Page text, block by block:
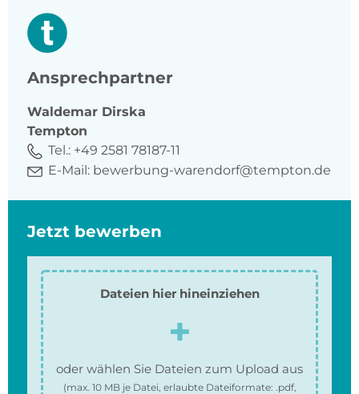
Ansprechpartner
Waldemar Dirska
Tempton
Tel.: +49 2581 78187-11
E-Mail: bewerbung-warendorf@tempton.de
Jetzt bewerben
Dateien hier hineinziehen
oder wählen Sie Dateien zum Upload aus
(max. 10 MBje Datei, erlaubte Dateiformate: .pdf,